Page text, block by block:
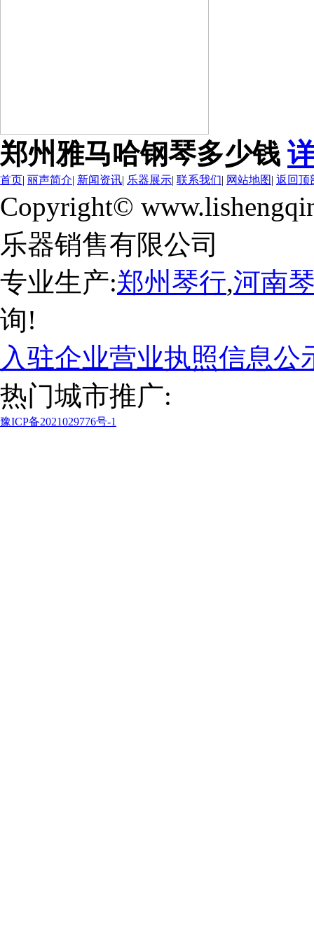
郑州雅马哈钢琴多少钱
首页| 丽声简介| 新闻资讯| 乐器展示| 联系我们| 网站地图| 返回顶
Copyright©
乐器销售有限公司
专业生产:郑州琴行,河南
询!
入驻企业营业执照信息公
热门城市推广:
豫ICP备2021029776号-1